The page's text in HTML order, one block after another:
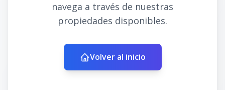
navega a través de nuestras
propiedades disponibles.
Volver al inicio